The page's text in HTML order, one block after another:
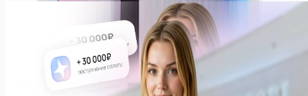
Платим всегда ежедневно!
Ежедневные выплаты — наша стандартная система
выплат. Вы также можете получать деньги раз в